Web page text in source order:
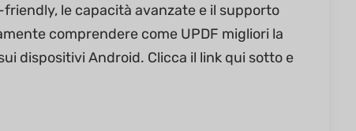
le capacità avanzate e il supporto
comprendere come UPDF migliori la
dispositivi Android. Clicca il link qui sotto e